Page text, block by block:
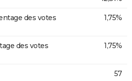
des votes
1,75%
des votes
1,75%
57